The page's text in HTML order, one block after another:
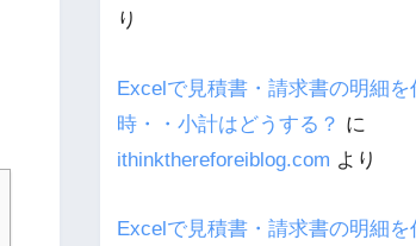
り
Excelで見積書・請求書の明細を
時・・小計はどうする？ に
ithinkthereforeiblog.com より
Excelで見積書・請求書の明細を